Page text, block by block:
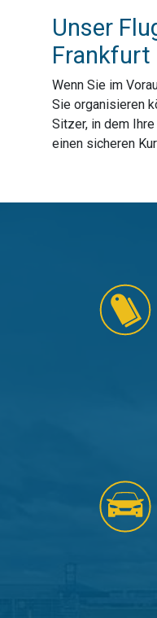
Unser
Frankfurt
Wenn Sie im
Sie organisieren
Sitzer, in dem
einen sicheren